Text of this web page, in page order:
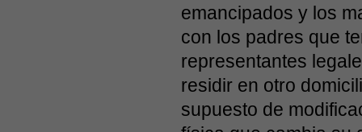
emancipados y los
con los padres que
representantes
residir en otro
supuesto de